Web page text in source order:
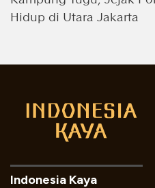
Hidup di Utara Jakarta
Indonesia Kaya